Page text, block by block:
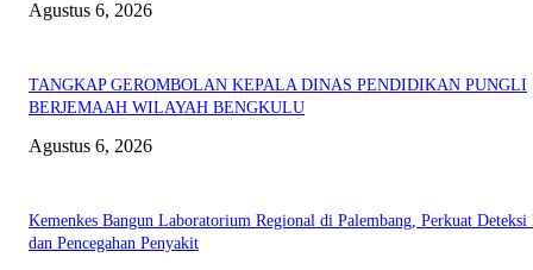
Agustus 6, 2026
TANGKAP GEROMBOLAN KEPALA DINAS PENDIDIKAN PUNGLI
BERJEMAAH WILAYAH BENGKULU
Agustus 6, 2026
Kemenkes Bangun Laboratorium Regional di Palembang, Perkuat
dan Pencegahan Penyakit